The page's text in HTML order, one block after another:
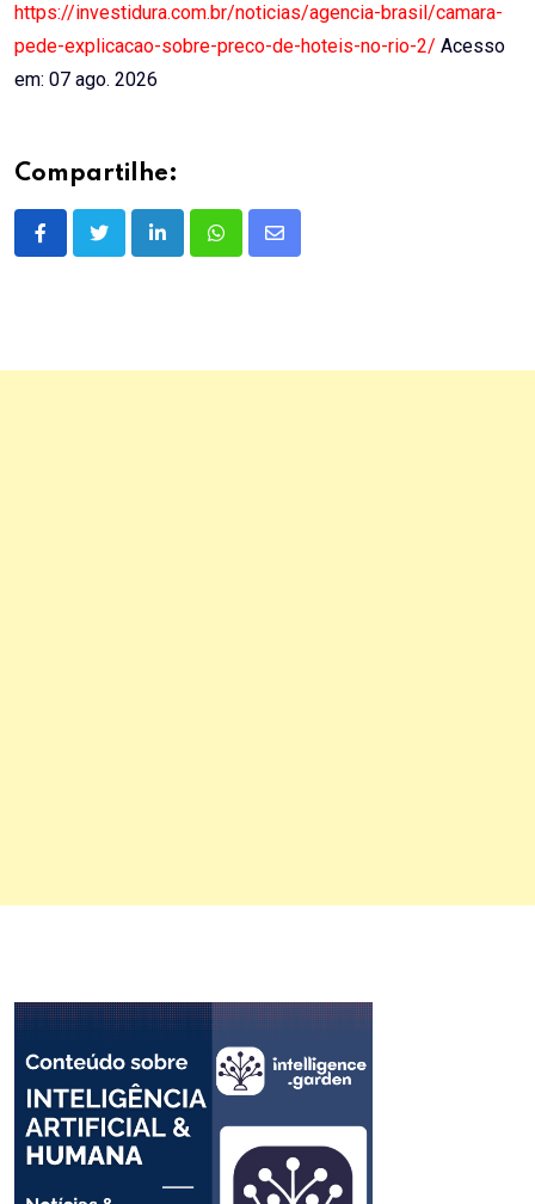
https://investidura.com.br/noticias/agencia-brasil/camara-
pede-explicacao-sobre-preco-de-hoteis-no-rio-2/ Acesso
em: 07 ago. 2026
Compartilhe:
LinkedInWhatsappShare